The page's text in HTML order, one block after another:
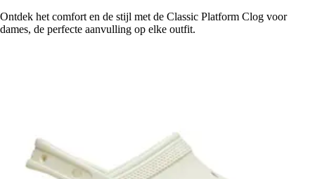
Ontdek het comfort en de stijl met de Classic Platform Clog voor
dames, de perfecte aanvulling op elke outfit.